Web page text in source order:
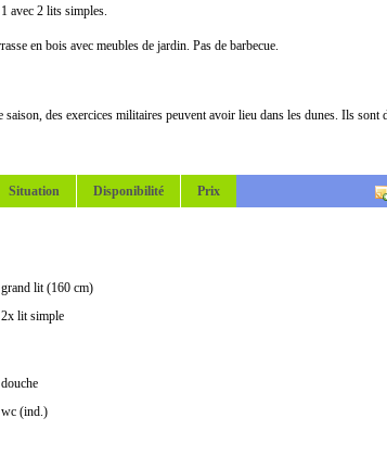
avec 2 lits simples.
en bois avec meubles de jardin. Pas de barbecue.
des exercices militaires peuvent avoir lieu dans les dunes. Ils sont
Situation Disponibilité Prix
grand lit (160 cm)
2x lit simple
douche
wc (ind.)